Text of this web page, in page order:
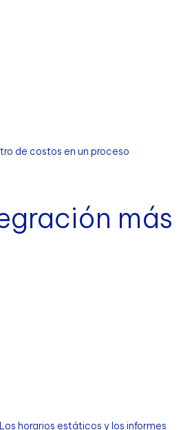
de costos en un proceso
más
horarios estáticos y los informes